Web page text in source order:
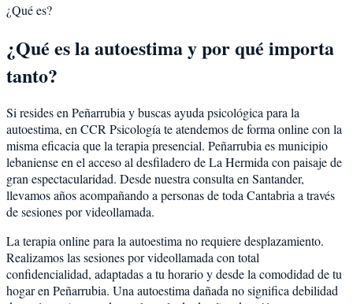
¿Qué es?
¿Qué es la autoestima y por qué importa
tanto?
Si resides en Peñarrubia y buscas ayuda psicológica para la
autoestima, en CCR Psicología te atendemos de forma online con la
misma eficacia que la terapia presencial. Peñarrubia es municipio
lebaniense en el acceso al desfiladero de La Hermida con paisaje de
gran espectacularidad. Desde nuestra consulta en Santander,
llevamos años acompañando a personas de toda Cantabria a través
de sesiones por videollamada.
La terapia online para la autoestima no requiere desplazamiento.
Realizamos las sesiones por videollamada con total
confidencialidad, adaptadas a tu horario y desde la comodidad de tu
hogar en Peñarrubia. Una autoestima dañada no significa debilidad